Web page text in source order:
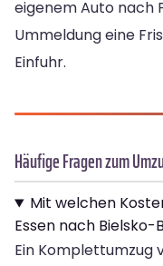
eigenem Auto nach
Ummeldung eine
Einfuhr.
Häufige Fragen zum
Mit welchen
Essen nach Bielsko-
Ein Komplettumzug